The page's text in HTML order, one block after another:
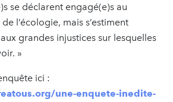
se déclarent engagé(e)s au
l’écologie, mais s’estiment
grandes injustices sur lesquelles
»
ici :
une-enquete-inedite-